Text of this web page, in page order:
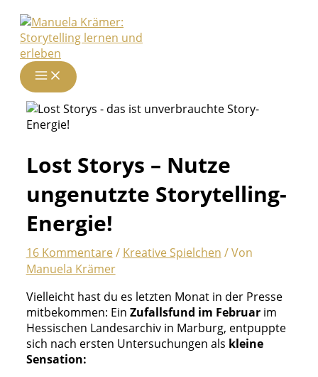
Zum
Inhalt
springen
Lost Storys – Nutze
ungenutzte Storytelling-
Energie!
16 Kommentare/ Kreative Spielchen / Von
Manuela Krämer
Vielleicht hast du es letzten Monat in der Presse
mitbekommen: Ein Zufallsfund im Februarim
Hessischen Landesarchiv in Marburg, entpuppte
sich nach ersten Untersuchungen als kleine
Sensation: